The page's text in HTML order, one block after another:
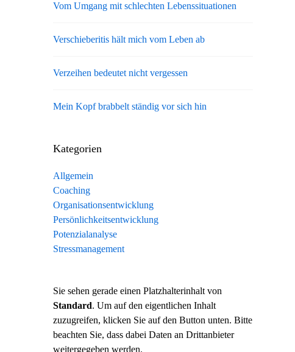
Vom Umgang mit schlechten Lebenssituationen
Verschieberitis hält mich vom Leben ab
Verzeihen bedeutet nicht vergessen
Mein Kopf brabbelt ständig vor sich hin
Kategorien
Allgemein
Coaching
Organisationsentwicklung
Persönlichkeitsentwicklung
Potenzialanalyse
Stressmanagement
Sie sehen gerade einen Platzhalterinhalt von
Standard. Um auf den eigentlichen Inhalt
zuzugreifen, klicken Sie auf den Button unten. Bitte
beachten Sie, dass dabei Daten an Drittanbieter
weitergegeben werden.